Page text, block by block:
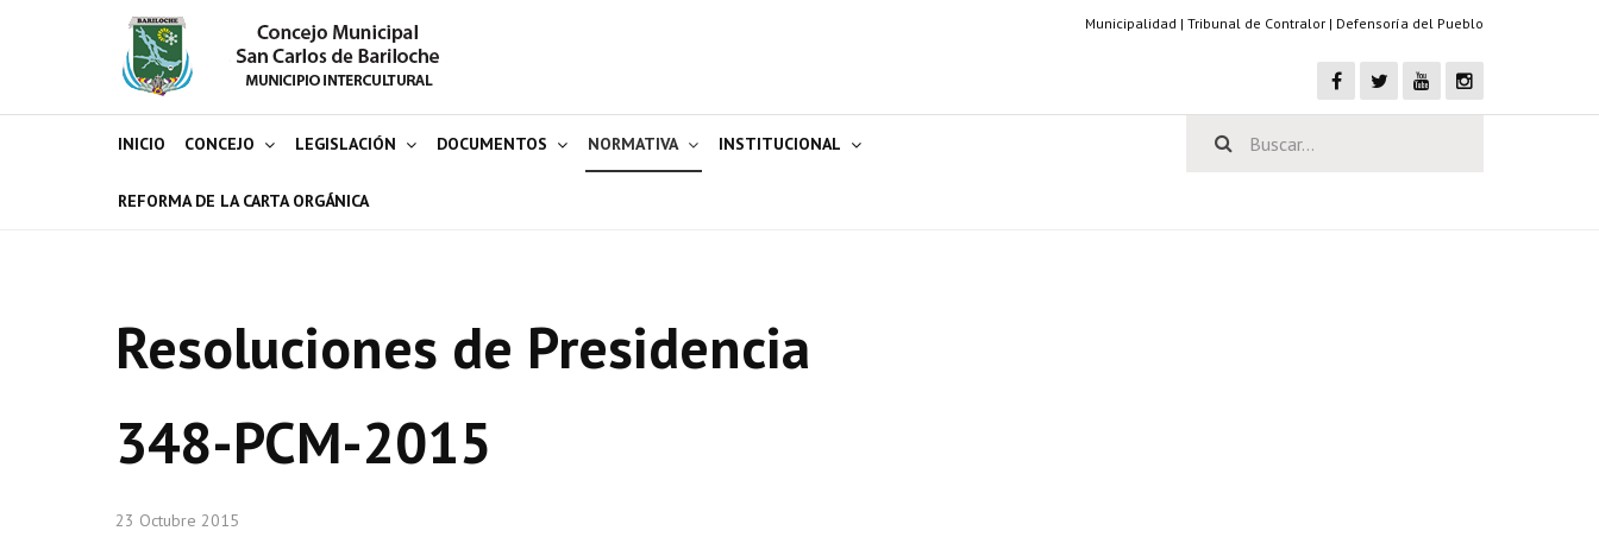
Municipalidad | Tribunal de Contralor | Defensoría del Pueblo
INICIO CONCEJO LEGISLACIÓN DOCUMENTOS NORMATIVA INSTITUCIONAL
REFORMA DE LA CARTA ORGÁNICA
Resoluciones de Presidencia
348-PCM-2015
23 Octubre 2015